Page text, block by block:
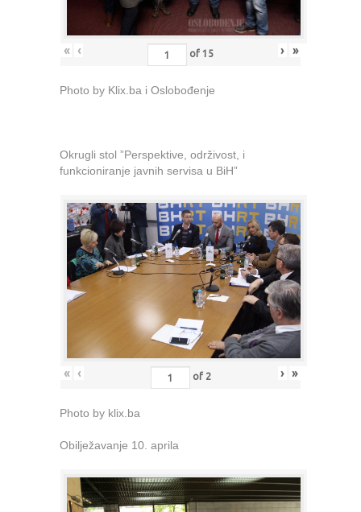
« ‹ of 15 › »
Photo by Klix.ba i Oslobođenje
Okrugli stol ”Perspektive, održivost, i
funkcioniranje javnih servisa u BiH”
« ‹ of 2 › »
Photo by klix.ba
Obilježavanje 10. aprila